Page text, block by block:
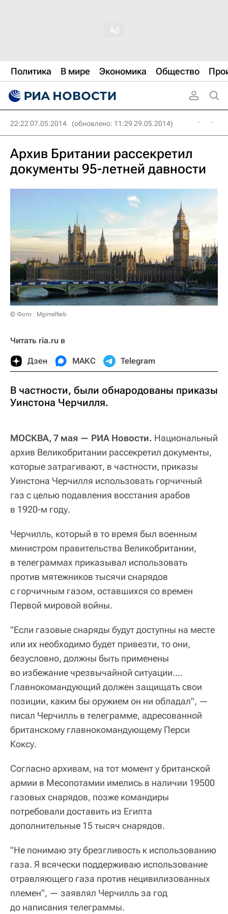
Политика В мире Экономика Общество
22:22 07.05.2014 (обновлено: 11:29 29.05.2014)
Архив Британии рассекретил
документы 95-летней давности
© Фото : Mgimelfarb
Читать ria.ru в
Дзен МАКС Telegram
В частности, были обнародованы приказы
Уинстона Черчилля.
МОСКВА, 7 мая — РИА Новости. Национальный
архив Великобритании рассекретил документы,
которые затрагивают, в частности, приказы
Уинстона Черчилля использовать горчичный
газ с целью подавления восстания арабов
в 1920-м году.
Черчилль, который в то время был военным
министром правительства Великобритании,
в телеграммах приказывал использовать
против мятежников тысячи снарядов
с горчичным газом, оставшихся со времен
Первой мировой войны.
"Если газовые снаряды будут доступны на месте
или их необходимо будет привезти, то они,
безусловно, должны быть применены
во избежание чрезвычайной ситуации….
Главнокомандующий должен защищать свои
позиции, каким бы оружием он ни обладал", —
писал Черчилль в телеграмме, адресованной
британскому главнокомандующему Перси
Коксу.
Согласно архивам, на тот момент у британской
армии в Месопотамии имелись в наличии 19500
газовых снарядов, позже командиры
потребовали доставить из Египта
дополнительные 15 тысяч снарядов.
"Не понимаю эту брезгливость к использованию
газа. Я всячески поддерживаю использование
отравляющего газа против нецивилизованных
племен", — заявлял Черчилль за год
до написания телеграммы.